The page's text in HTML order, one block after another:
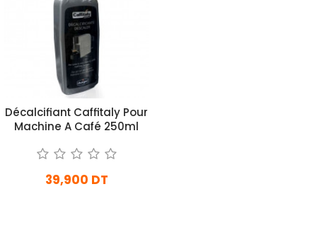
Décalcifiant Caffitaly Pour
Machine A Café 250ml
39,900 DT